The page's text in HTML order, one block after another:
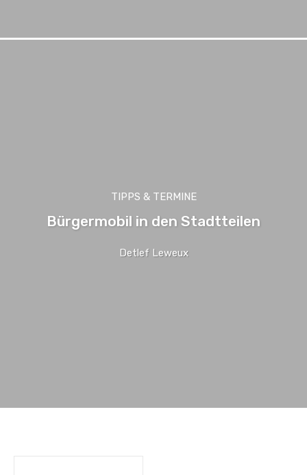
TIPPS & TERMINE
Bürgermobil in den Stadtteilen
Detlef Leweux